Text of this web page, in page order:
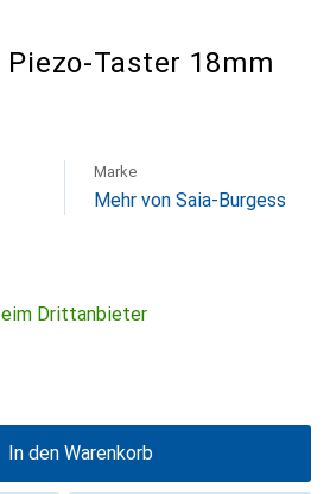
Piezo-Taster 18mm
Marke
Mehr von Saia-Burgess
Drittanbieter
In den Warenkorb